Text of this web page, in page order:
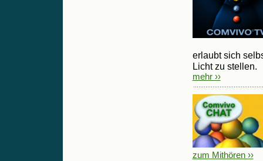
erlaubt sich
Licht zu stellen.
mehr ››
zum Mithören ››